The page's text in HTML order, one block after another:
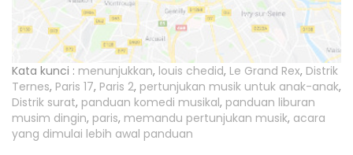
Kata kunci : menunjukkan, louis chedid, Le Grand Rex, Distrik
Ternes, Paris 17, Paris 2, pertunjukan musik untuk anak-anak,
Distrik surat, panduan komedi musikal, panduan liburan
musim dingin, paris, memandu pertunjukan musik, acara
yang dimulai lebih awal panduan